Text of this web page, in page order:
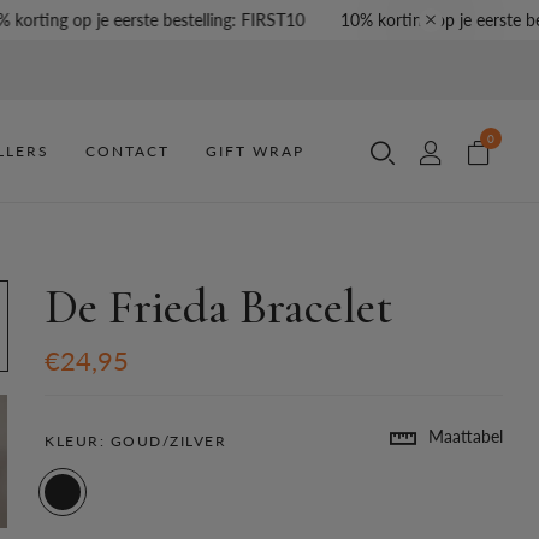
op je eerste bestelling: FIRST10 10% korting op je eerste
CONTACT GIFT WRAP
0
De Frieda Bracelet
€24,95
KLEUR: GOUD/ZILVER Maattabel